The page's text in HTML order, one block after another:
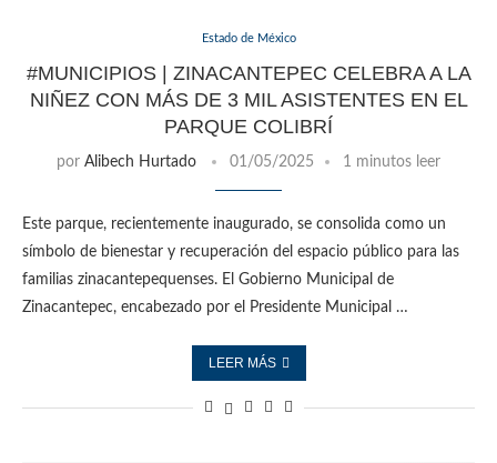
Estado de México
#MUNICIPIOS | ZINACANTEPEC CELEBRA A LA
NIÑEZ CON MÁS DE 3 MIL ASISTENTES EN EL
PARQUE COLIBRÍ
por Alibech Hurtado 01/05/2025 1 minutos leer
Este parque, recientemente inaugurado, se consolida como un
símbolo de bienestar y recuperación del espacio público para las
familias zinacantepequenses. El Gobierno Municipal de
Zinacantepec, encabezado por el Presidente Municipal …
LEER MÁS